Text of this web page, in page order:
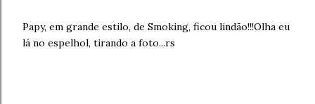
Papy, em grande estilo, de Smoking, ficou lindão!!!Olha eu
lá no espelhol, tirando a foto...rs